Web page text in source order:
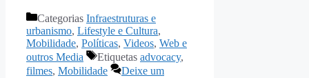
Categorias Infraestruturas e
urbanismo, Lifestyle e Cultura,
Mobilidade, Políticas, Videos, Web e
outros Media
Etiquetas advocacy,
filmes, Mobilidade
Deixe um